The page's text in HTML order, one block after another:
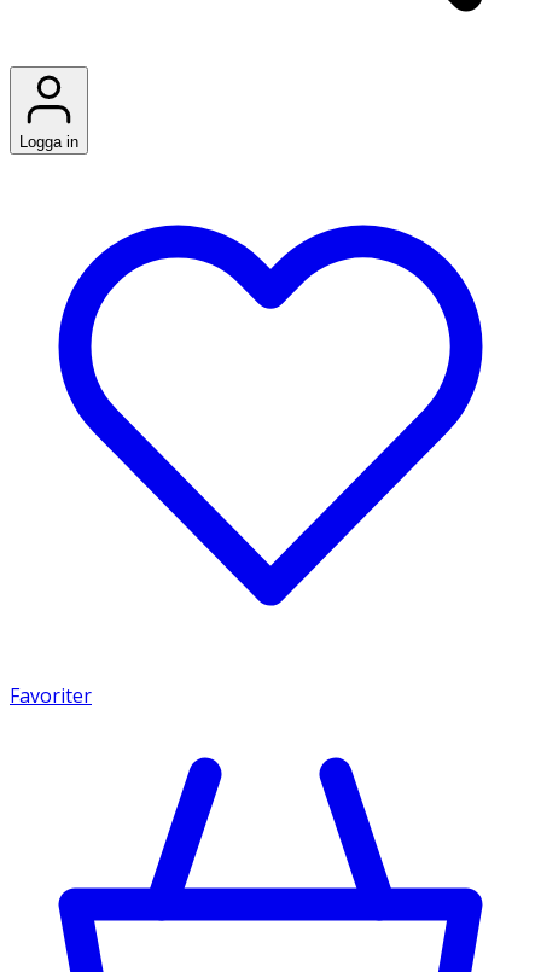
Logga in
Favoriter